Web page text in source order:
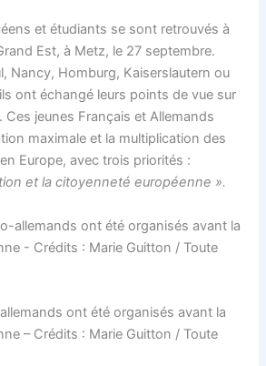
et étudiants se sont retrouvés à
Est, à Metz, le 27 septembre.
Nancy, Homburg, Kaiserslautern ou
ont échangé leurs points de vue sur
Ces jeunes Français et Allemands
maximale et la multiplication des
Europe, avec trois priorités :
et la citoyenneté européenne ».
ont été organisés avant la
– Crédits : Marie Guitton / Toute